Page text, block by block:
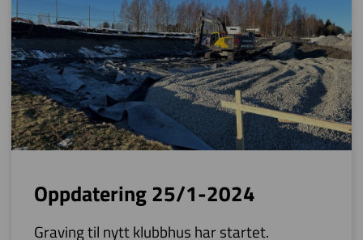
Oppdatering 25/1-2024
Graving til nytt klubbhus har startet.